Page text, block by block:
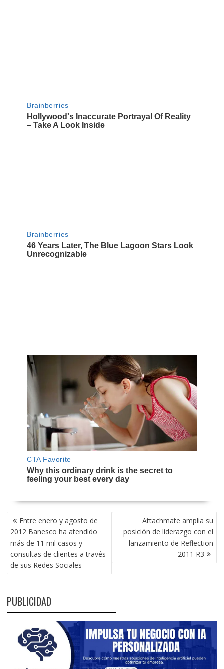
NAVEGACIÓN
DE
ENTRADAS
Entre enero y agosto de
2012 Banesco ha atendido
más de 11 mil casos y
consultas de clientes a través
de sus Redes Sociales
Attachmate amplia su
posición de liderazgo con el
lanzamiento de Reflection
2011 R3
PUBLICIDAD